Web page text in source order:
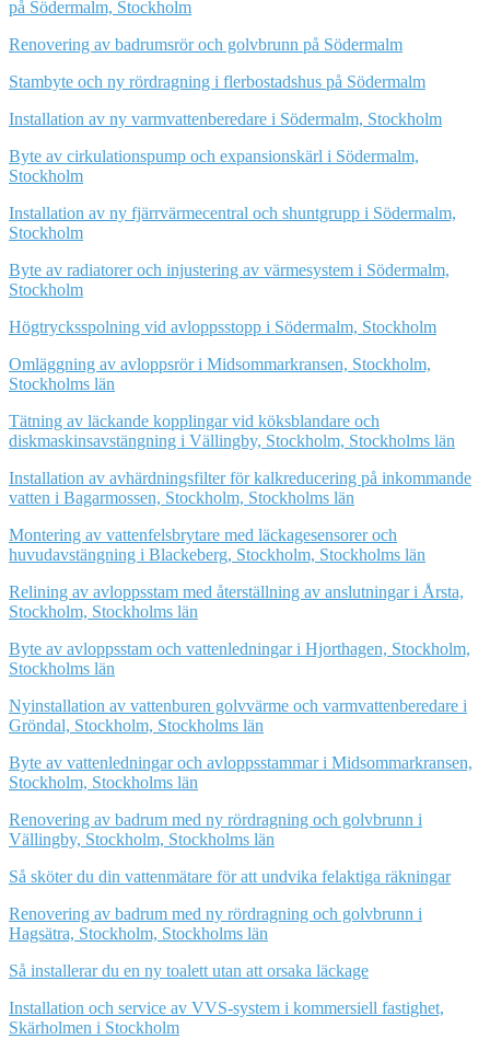
på Södermalm, Stockholm
Renovering av badrumsrör och golvbrunn på Södermalm
Stambyte och ny rördragning i flerbostadshus på Södermalm
Installation av ny varmvattenberedare i Södermalm, Stockholm
Byte av cirkulationspump och expansionskärl i Södermalm,
Stockholm
Installation av ny fjärrvärmecentral och shuntgrupp i Södermalm,
Stockholm
Byte av radiatorer och injustering av värmesystem i Södermalm,
Stockholm
Högtrycksspolning vid avloppsstopp i Södermalm, Stockholm
Omläggning av avloppsrör i Midsommarkransen, Stockholm,
Stockholms län
Tätning av läckande kopplingar vid köksblandare och
diskmaskinsavstängning i Vällingby, Stockholm, Stockholms län
Installation av avhärdningsfilter för kalkreducering på inkommande
vatten i Bagarmossen, Stockholm, Stockholms län
Montering av vattenfelsbrytare med läckagesensorer och
huvudavstängning i Blackeberg, Stockholm, Stockholms län
Relining av avloppsstam med återställning av anslutningar i Årsta,
Stockholm, Stockholms län
Byte av avloppsstam och vattenledningar i Hjorthagen, Stockholm,
Stockholms län
Nyinstallation av vattenburen golvvärme och varmvattenberedare i
Gröndal, Stockholm, Stockholms län
Byte av vattenledningar och avloppsstammar i Midsommarkransen,
Stockholm, Stockholms län
Renovering av badrum med ny rördragning och golvbrunn i
Vällingby, Stockholm, Stockholms län
Så sköter du din vattenmätare för att undvika felaktiga räkningar
Renovering av badrum med ny rördragning och golvbrunn i
Hagsätra, Stockholm, Stockholms län
Så installerar du en ny toalett utan att orsaka läckage
Installation och service av VVS-system i kommersiell fastighet,
Skärholmen i Stockholm